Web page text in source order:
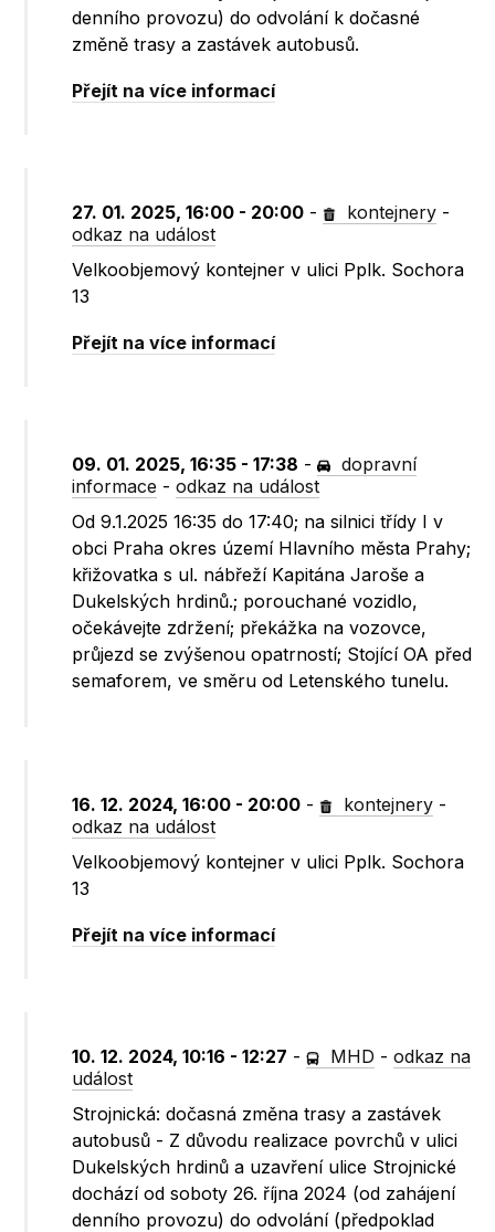
denního provozu) do odvolání k dočasné
změně trasy a zastávek autobusů.
Přejít na více informací
27. 01. 2025, 16:00 - 20:00 - kontejnery -
odkaz na událost
Velkoobjemový kontejner v ulici Pplk. Sochora
13
Přejít na více informací
09. 01. 2025, 16:35 - 17:38 -
dopravní
informace -odkaz na událost
Od 9.1.2025 16:35 do 17:40; na silnici třídy I v
obci Praha okres území Hlavního města Prahy;
křižovatka s ul. nábřeží Kapitána Jaroše a
Dukelských hrdinů.; porouchané vozidlo,
očekávejte zdržení; překážka na vozovce,
průjezd se zvýšenou opatrností; Stojící OA před
semaforem, ve směru od Letenského tunelu.
16. 12. 2024, 16:00 - 20:00 - kontejnery -
odkaz na událost
Velkoobjemový kontejner v ulici Pplk. Sochora
13
Přejít na více informací
10. 12. 2024, 10:16 - 12:27 - MHD -odkaz na
událost
Strojnická: dočasná změna trasy a zastávek
autobusů - Z důvodu realizace povrchů v ulici
Dukelských hrdinů a uzavření ulice Strojnické
dochází od soboty 26. října 2024 (od zahájení
denního provozu) do odvolání (předpoklad